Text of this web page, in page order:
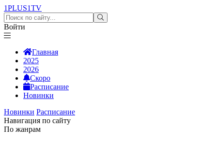
1PLUS1TV
Войти
Главная
2025
2026
Скоро
Расписание
Новинки
Новинки Расписание
Навигация по сайту
По жанрам